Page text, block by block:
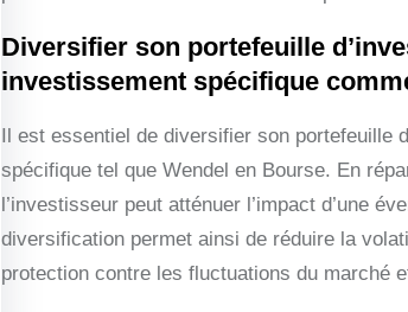
Diversifier son portefeuille
investissement spécifique
Il est essentiel de diversifier son portefeuille
spécifique tel que Wendel en Bourse. En
l’investisseur peut atténuer l’impact d’une
diversification permet ainsi de réduire la
protection contre les fluctuations du marché